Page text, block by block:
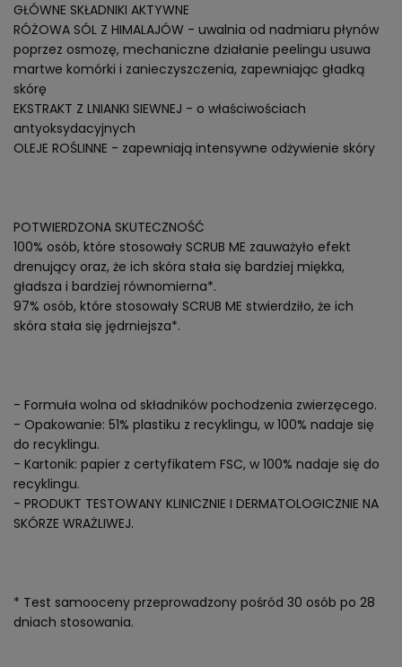
GŁÓWNE SKŁADNIKI AKTYWNE
RÓŻOWA SÓL Z HIMALAJÓW - uwalnia od nadmiaru płynów
poprzez osmozę, mechaniczne działanie peelingu usuwa
martwe komórki i zanieczyszczenia, zapewniając gładką
skórę
EKSTRAKT Z LNIANKI SIEWNEJ - o właściwościach
antyoksydacyjnych
OLEJE ROŚLINNE - zapewniają intensywne odżywienie skóry
POTWIERDZONA SKUTECZNOŚĆ
100% osób, które stosowały SCRUB ME zauważyło efekt
drenujący oraz, że ich skóra stała się bardziej miękka,
gładsza i bardziej równomierna*.
97% osób, które stosowały SCRUB ME stwierdziło, że ich
skóra stała się jędrniejsza*.
- Formuła wolna od składników pochodzenia zwierzęcego.
- Opakowanie: 51% plastiku z recyklingu, w 100% nadaje się
do recyklingu.
- Kartonik: papier z certyfikatem FSC, w 100% nadaje się do
recyklingu.
- PRODUKT TESTOWANY KLINICZNIE I DERMATOLOGICZNIE NA
SKÓRZE WRAŻLIWEJ.
* Test samooceny przeprowadzony pośród 30 osób po 28
dniach stosowania.